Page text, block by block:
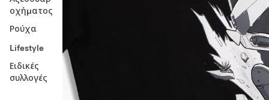
οχήματος
Ρούχα
Lifestyle
Ειδικές
συλλογές